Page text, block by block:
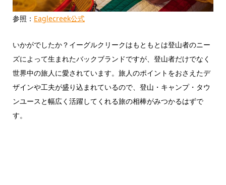
参照： Eaglecreek公式
いかがでしたか？イーグルクリークはもともとは登山者のニー
ズによって生まれたバックブランドですが、登山者だけでなく
世界中の旅人に愛されています。旅人のポイントをおさえたデ
ザインや工夫が盛り込まれているので、登山・キャンプ・タウ
ンユースと幅広く活躍してくれる旅の相棒がみつかるはずで
す。